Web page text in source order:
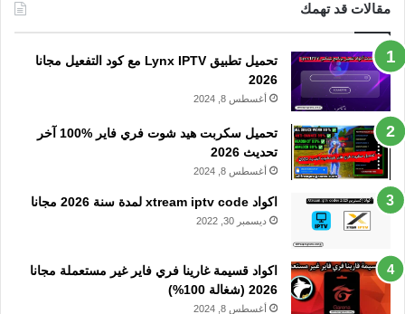
مقالات قد تهمك
تحميل تطبيق Lynx IPTV مع كود التفعيل مجانا
2026
أغسطس 8, 2024
تحميل سكربت هيد شوت فري فاير %100 آخر
تحديث 2026
أغسطس 8, 2024
اكواد xtream iptv code لمدة سنة 2026 مجانا
ديسمبر 30, 2022
اكواد قسيمة غارينا فري فاير غير مستعملة مجانا
2026 (شغالة 100%)
أغسطس 8, 2024